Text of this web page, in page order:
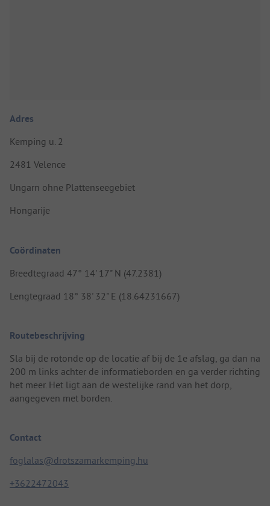
Adres
Kemping u. 2
2481 Velence
Ungarn ohne Plattenseegebiet
Hongarije
Coördinaten
Breedtegraad 47° 14' 17" N (47.2381)
Lengtegraad 18° 38' 32" E (18.64231667)
Routebeschrijving
Sla bij de rotonde op de locatie af bij de 1e afslag, ga dan na
200 m links achter de informatieborden en ga verder richting
het meer. Het ligt aan de westelijke rand van het dorp,
aangegeven met borden.
Contact
foglalas@drotszamarkemping.hu
+3622472043